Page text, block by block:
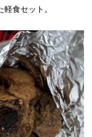
食セット。